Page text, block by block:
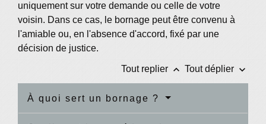
uniquement sur votre demande ou celle de votre
voisin. Dans ce cas, le bornage peut être convenu à
l'amiable ou, en l'absence d'accord, fixé par une
décision de justice.
Tout replier keyboard_arrow_up Tout déplier keyboard_arrow_down
À quoi sert un bornage ?